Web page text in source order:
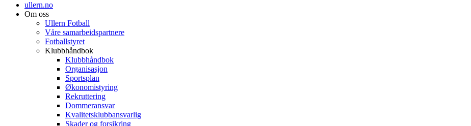
ullern.no
Om oss
Ullern Fotball
Våre samarbeidspartnere
Fotballstyret
Klubbhåndbok
Klubbhåndbok
Organisasjon
Sportsplan
Økonomistyring
Rekruttering
Dommeransvar
Kvalitetsklubbansvarlig
Skader og forsikring